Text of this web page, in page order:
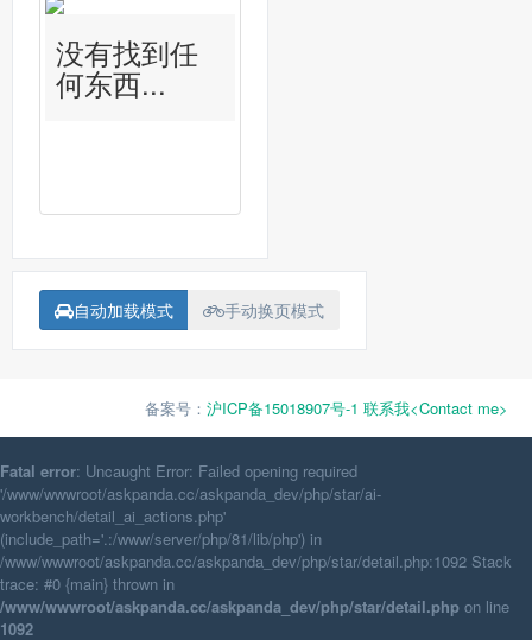
没有找到任
何东西...
自动加载模式 手动换页模式
备案号： 沪ICP备15018907号-1 联系我<Contact me>
Fatal error: Uncaught Error: Failed opening required
'/www/wwwroot/askpanda.cc/askpanda_dev/php/star/ai-
workbench/detail_ai_actions.php'
(include_path='.:/www/server/php/81/lib/php') in
/www/wwwroot/askpanda.cc/askpanda_dev/php/star/detail.php:1092 Stack
trace: #0 {main} thrown in
/www/wwwroot/askpanda.cc/askpanda_dev/php/star/detail.php on line
1092